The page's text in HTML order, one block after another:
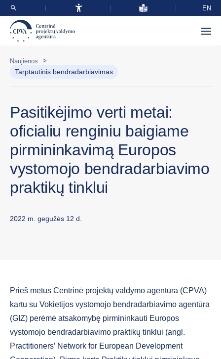
EN
Naujienos >
Tarptautinis bendradarbiavimas
Pasitikėjimo verti metai:
oficialiu renginiu baigiame
pirmininkavimą Europos
vystomojo bendradarbiavimo
praktikų tinklui
2022 m. gegužės 12 d.
Prieš metus Centrinė projektų valdymo agentūra (CPVA)
kartu su Vokietijos vystomojo bendradarbiavimo agentūra
(GIZ) perėmė atsakomybę pirmininkauti Europos
vystomojo bendradarbiavimo praktikų tinklui (angl.
Practitioners’ Network for European Development